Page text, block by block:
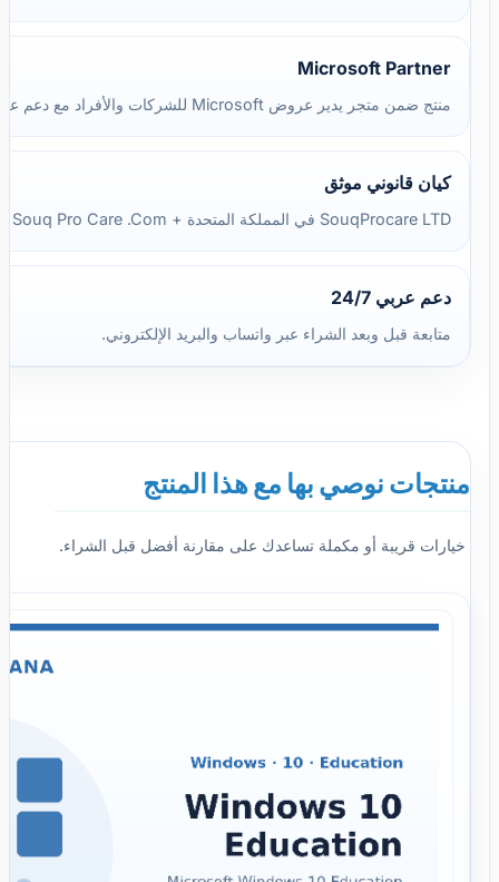
Microsoft Partner
منتج ضمن متجر يدير عروض Microsoft للشركات والأفراد مع دعم عربي.
كيان قانوني موثق
SouqProcare LTD في المملكة المتحدة + Souq Pro Care .Com في مصر.
دعم عربي 24/7
متابعة قبل وبعد الشراء عبر واتساب والبريد الإلكتروني.
منتجات نوصي بها مع هذا المنتج
خيارات قريبة أو مكملة تساعدك على مقارنة أفضل قبل الشراء.